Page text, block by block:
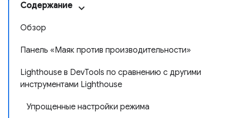
Содержание
Обзор
Панель «Маяк против производительности»
Lighthouse в DevTools по сравнению с другими
инструментами Lighthouse
Упрощенные настройки режима